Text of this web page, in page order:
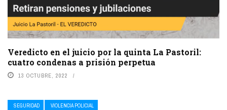
Veredicto en el juicio por la quinta La Pastoril:
cuatro condenas a prisión perpetua
13 OCTUBRE, 2022
SEGURIDAD VIOLENCIA POLICIAL